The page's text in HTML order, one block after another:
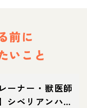
前に
いこと
レーナー・獣医師
シベリアンハス